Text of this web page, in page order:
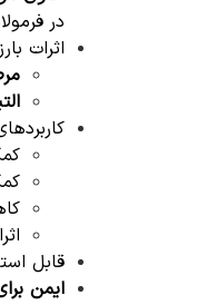
در
اثرات
قابل
ایمن